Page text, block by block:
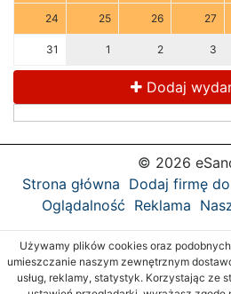
24 25 26 27
31 1 2 3
Dodaj
© 2026
Strona główna Dodaj firmę
Oglądalność Reklama
Używamy plików cookies oraz
umieszczanie naszym zewnętrznym
usług, reklamy, statystyk. Korzystając ze